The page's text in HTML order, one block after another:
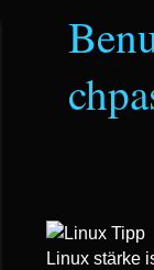
Linux stärke